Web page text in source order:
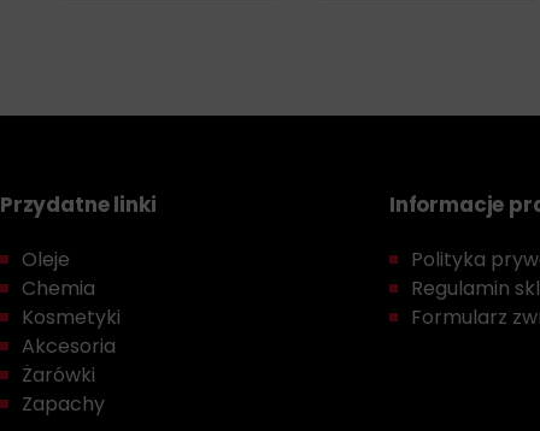
Przydatne linki
Oleje
Chemia
Kosmetyki
Akcesoria
Żarówki
Zapachy
Informacje
Polityka
Regulamin
Formularz